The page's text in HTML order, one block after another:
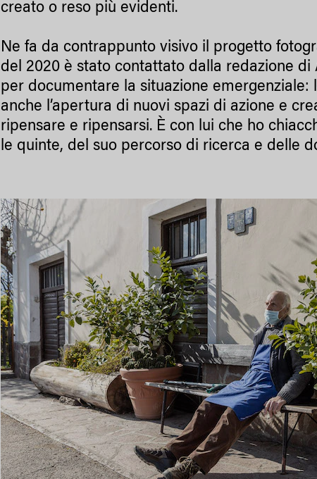
creato o reso più evidenti.
Ne fa da contrappunto visivo il progetto
del 2020 è stato contattato dalla redazione
per documentare la situazione
anche l’apertura di nuovi spazi di azione e
ripensare e ripensarsi. È con lui che ho
le quinte, del suo percorso di ricerca e delle